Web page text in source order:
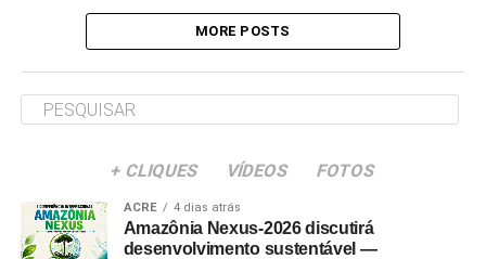
MORE POSTS
+ CLIQUES VÍDEOS FOTOS
ACRE 4 dias atrás
Amazônia Nexus-2026 discutirá
desenvolvimento sustentável —